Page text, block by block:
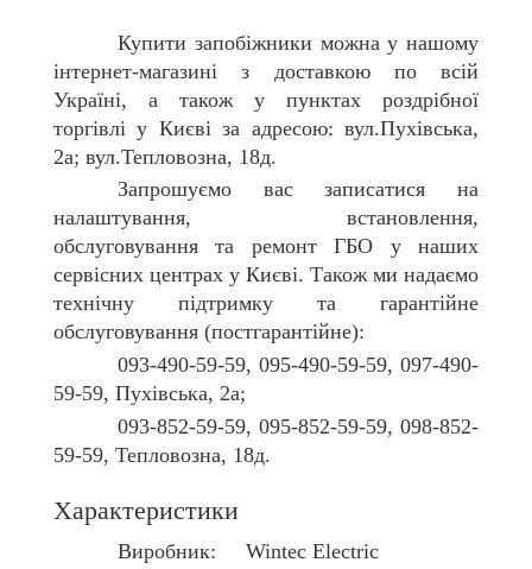
Купити запобіжники можна у нашому
інтернет-магазині з доставкою по всій
Україні, а також у пунктах роздрібної
торгівлі у Києві за адресою: вул.Пухівська,
2а; вул.Тепловозна, 18д.
Запрошуємо вас записатися на
налаштування, встановлення,
обслуговування та ремонт ГБО у наших
сервісних центрах у Києві. Також ми надаємо
технічну підтримку та гарантійне
обслуговування (постгарантійне):
093-490-59-59, 095-490-59-59, 097-490-
59-59, Пухівська, 2а;
093-852-59-59, 095-852-59-59, 098-852-
59-59, Тепловозна, 18д.
Характеристики
Виробник: Wintec Electric